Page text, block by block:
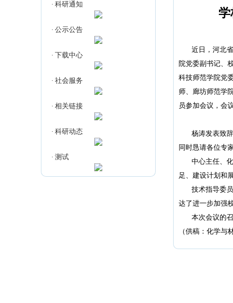
· 科研通知
· 公示公告
· 下载中心
· 社会服务
· 相关链接
· 科研动态
· 测试
学
近日，河北
院党委副书记、
科技师范学院党
师、廊坊师范学
员参加会议，会
杨涛发表致
同时恳请各位专
中心主任、
足、建设计划和
技术指导委
达了进一步加强
本次会议的
（供稿：化学与